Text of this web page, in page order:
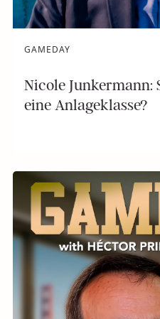
GAMEDAY
Nicole Junkermann:
eine Anlageklasse?